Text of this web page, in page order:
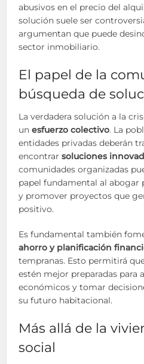
abusivos en el precio del
solución suele ser
argumentan que puede
sector inmobiliario.
El papel de la
búsqueda de
La verdadera solución a la
unesfuerzo colectivo. La
entidades privadas deberán
encontrarsoluciones
comunidades organizadas
papel fundamental al
y promover proyectos que
positivo.
Es fundamental también
ahorro y planificación
tempranas. Esto permitirá
estén mejor preparadas para
económicos y tomar
su futuro habitacional.
Más allá de la
social